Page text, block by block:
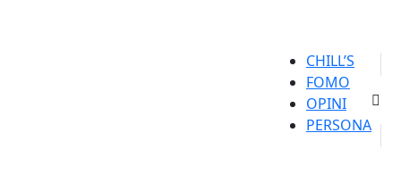
CHILL’S
FOMO
OPINI
PERSONA